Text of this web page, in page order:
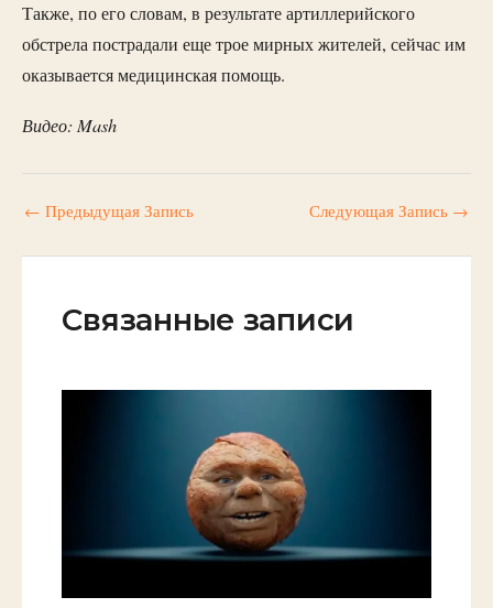
Также, по его словам, в результате артиллерийского
обстрела пострадали еще трое мирных жителей, сейчас им
оказывается медицинская помощь.
Видео: Mash
← Предыдущая Запись Следующая Запись →
Связанные записи